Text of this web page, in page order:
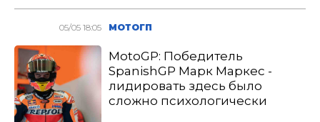
05/05 18:05 МОТОГП
MotoGP: Победитель
SpanishGP Марк Маркес -
лидировать здесь было
сложно психологически